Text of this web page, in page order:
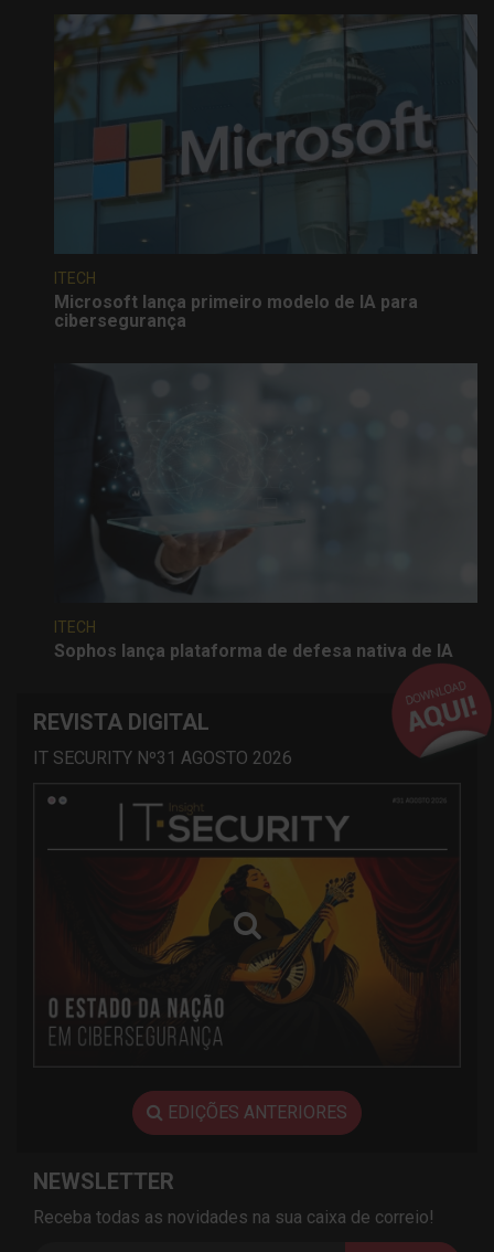
ITECH
Microsoft lança primeiro modelo de IA para
cibersegurança
ITECH
Sophos lança plataforma de defesa nativa de IA
REVISTA DIGITAL
IT SECURITY Nº31 AGOSTO 2026
EDIÇÕES ANTERIORES
NEWSLETTER
Receba todas as novidades na sua caixa de correio!